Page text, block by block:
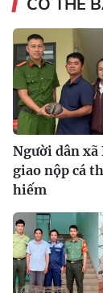
Người dân xã
giao nộp cá
hiếm